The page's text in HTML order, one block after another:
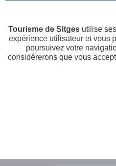
Tourisme de Sitgesutilise
expérience utilisateur et vous
poursuivez votre
considérerons que vous